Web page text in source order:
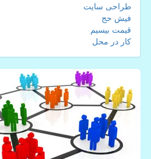
طراحی سایت
فیش حج
قیمت بیسیم
کار در محل